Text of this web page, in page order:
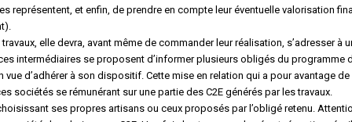
représentent, et enfin, de prendre en compte leur éventuelle valorisation
elle devra, avant même de commander leur réalisation, s’adresser à
intermédiaires se proposent d’informer plusieurs obligés du programme
vue d’adhérer à son dispositif. Cette mise en relation qui a pour avantage
sociétés se rémunérant sur une partie des C2E générés par les travaux.
ses propres artisans ou ceux proposés par l’obligé retenu.